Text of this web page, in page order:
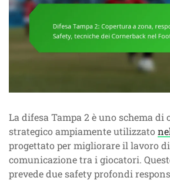
La difesa Tampa 2 è uno schema di
strategico ampiamente utilizzato
progettato per migliorare il lavoro
comunicazione tra i giocatori.
prevede due safety profondi